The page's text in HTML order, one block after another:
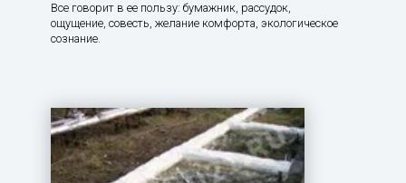
Все говорит в ее пользу: бумажник, рассудок,
ощущение, совесть, желание комфорта, экологическое
сознание.